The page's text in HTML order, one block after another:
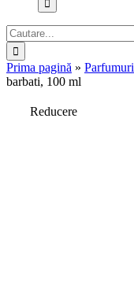
Cautare...
Prima pagină » Parfumuri
barbati, 100 ml
Reducere